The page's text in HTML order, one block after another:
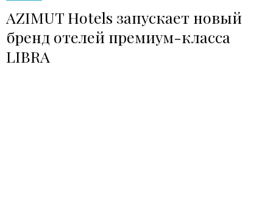
AZIMUT Hotels запускает новый
бренд отелей премиум-класса
LIBRA